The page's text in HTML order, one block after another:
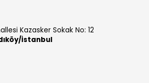
Kazasker Sokak No: 12
İstanbul